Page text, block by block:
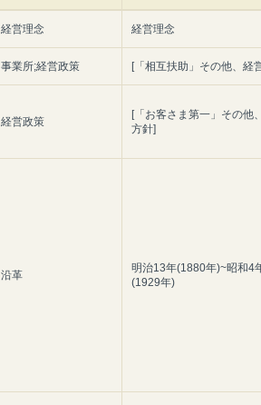
経営理念 経営理念
事業所;経営政策 [「相互扶助」その他、経
経営政策
[「お客さま第一」その他
方針]
沿革
明治13年(1880年)~昭和4
(1929年)